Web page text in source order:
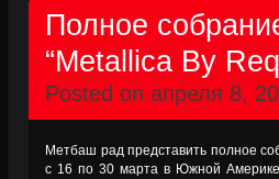
Полное
“Metallica By
Posted on апреля 8,
Метбаш рад представить полное
с 16 по 30 марта в Южной Америке